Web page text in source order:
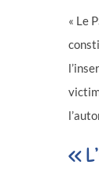
« Le
«